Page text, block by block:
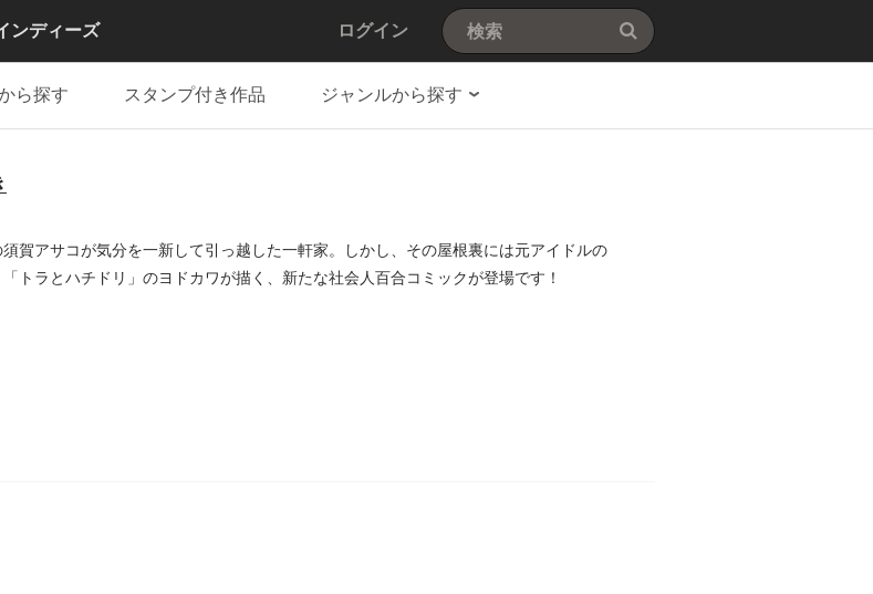
ンディーズ ログイン
ら探す スタンプ付き作品 ジャンルから探す
賀アサコが気分を一新して引っ越した一軒家。しかし、その屋根裏には元アイドルの
トラとハチドリ」のヨドカワが描く、新たな社会人百合コミックが登場です！